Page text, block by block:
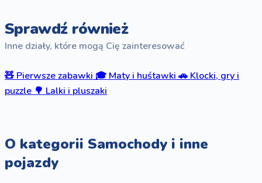
Sprawdź również
Inne działy, które mogą Cię zainteresować
🧸 Pierwsze zabawki 🎓 Maty i huśtawki 🚗 Klocki, gry i
puzzle 🌳 Lalki i pluszaki
O kategorii Samochody i inne
pojazdy